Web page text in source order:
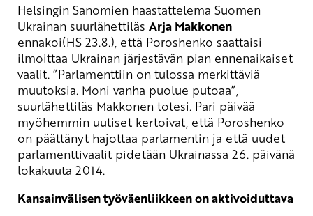
Helsingin Sanomien haastattelema Suomen
Ukrainan suurlähettiläs Arja Makkonen
ennakoi(HS 23.8.), että Poroshenko saattaisi
ilmoittaa Ukrainan järjestävän pian ennenaikaiset
vaalit. ”Parlamenttiin on tulossa merkittäviä
muutoksia. Moni vanha puolue putoaa”,
suurlähettiläs Makkonen totesi. Pari päivää
myöhemmin uutiset kertoivat, että Poroshenko
on päättänyt hajottaa parlamentin ja että uudet
parlamenttivaalit pidetään Ukrainassa 26. päivänä
lokakuuta 2014.
Kansainvälisen työväenliikkeen on aktivoiduttava